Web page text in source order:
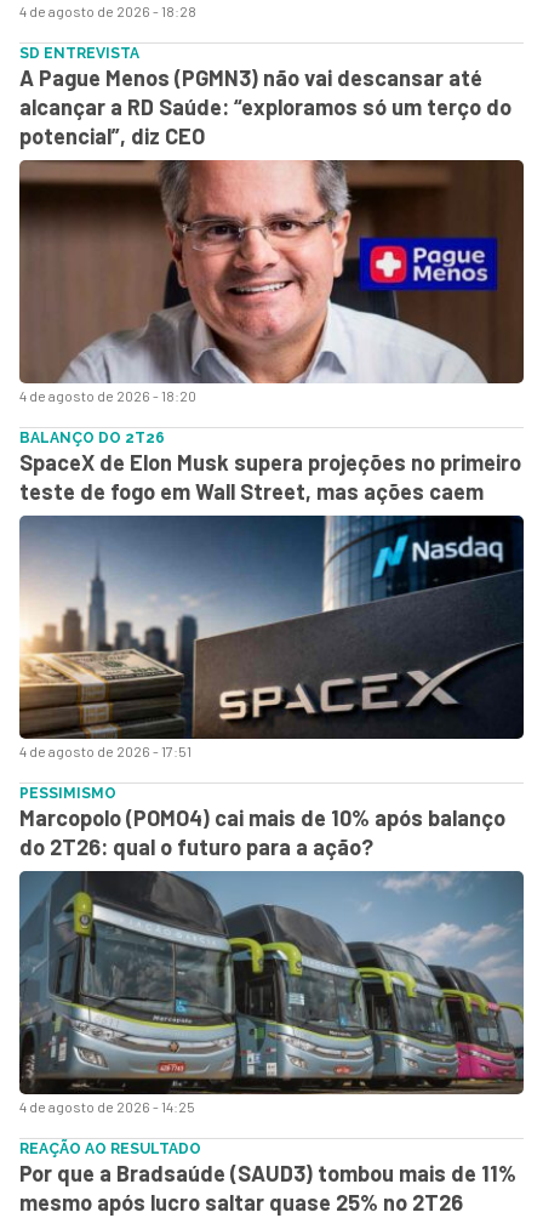
4 de agosto de 2026 - 18:28
4 de agosto de 2026 - 18:20
SD ENTREVISTA
A Pague Menos (PGMN3) não vai descansar até
alcançar a RD Saúde: “exploramos só um terço do
potencial”, diz CEO
4 de agosto de 2026 - 17:51
BALANÇO DO 2T26
SpaceX de Elon Musk supera projeções no primeiro
teste de fogo em Wall Street, mas ações caem
4 de agosto de 2026 - 14:25
PESSIMISMO
Marcopolo (POMO4) cai mais de 10% após balanço
do 2T26: qual o futuro para a ação?
REAÇÃO AO RESULTADO
Por que a Bradsaúde (SAUD3) tombou mais de 11%
mesmo após lucro saltar quase 25% no 2T26